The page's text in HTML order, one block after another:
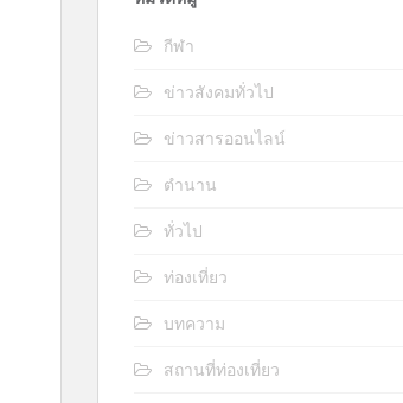
กีฬา
ข่าวสังคมทั่วไป
ข่าวสารออนไลน์
ตำนาน
ทั่วไป
ท่องเที่ยว
บทความ
สถานที่ท่องเที่ยว